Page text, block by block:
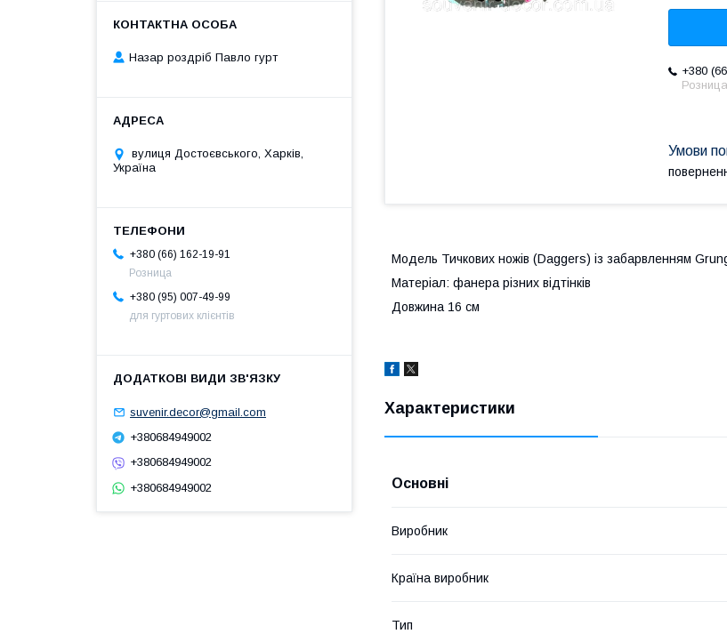
+380
Розница
Модель Тичкових ножів (Daggers) із забарвленням
Матеріал: фанера різних відтінків
Довжина 16 см
Характеристики
Основні
Виробник
Країна виробник
Тип
Назар роздріб Павло гурт
вулиця Достоєвського, Харків,
Україна
+380 (66) 162-19-91
Розница
+380 (95) 007-49-99
для гуртових клієнтів
suvenir.decor@gmail.com
+380684949002
+380684949002
+380684949002